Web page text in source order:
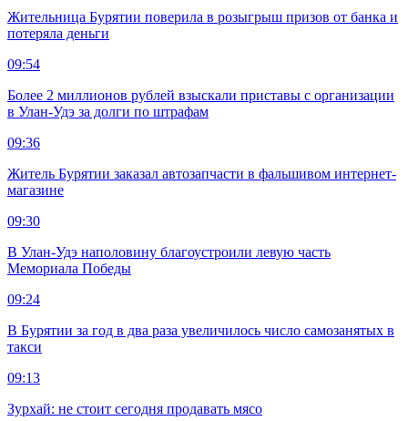
Жительница Бурятии поверила в розыгрыш призов от банка и
потеряла деньги
09:54
Более 2 миллионов рублей взыскали приставы с организации
в Улан-Удэ за долги по штрафам
09:36
Житель Бурятии заказал автозапчасти в фальшивом интернет-
магазине
09:30
В Улан-Удэ наполовину благоустроили левую часть
Мемориала Победы
09:24
В Бурятии за год в два раза увеличилось число самозанятых в
такси
09:13
Зурхай: не стоит сегодня продавать мясо